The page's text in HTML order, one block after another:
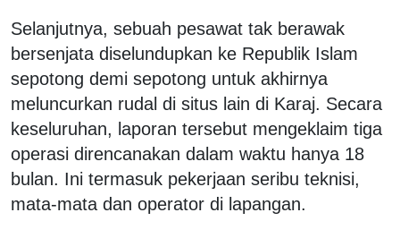
Selanjutnya, sebuah pesawat tak berawak
bersenjata diselundupkan ke Republik Islam
sepotong demi sepotong untuk akhirnya
meluncurkan rudal di situs lain di Karaj. Secara
keseluruhan, laporan tersebut mengeklaim tiga
operasi direncanakan dalam waktu hanya 18
bulan. Ini termasuk pekerjaan seribu teknisi,
mata-mata dan operator di lapangan.